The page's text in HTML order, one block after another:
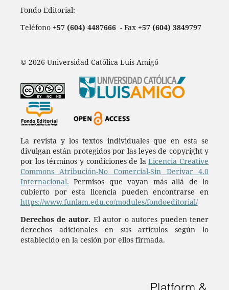
Fondo Editorial:
Teléfono +57 (604) 4487666- Fax +57 (604) 3849797
© 2026 Universidad Católica Luis Amigó
La revista y los textos individuales que en esta se
divulgan están protegidos por las leyes de copyright y
por los términos y condiciones de laLicencia Creative
Commons Atribución-No Comercial-Sin Derivar 4.0
Internacional. Permisos que vayan más allá de lo
cubierto por esta licencia pueden encontrarse en
https://www.funlam.edu.co/modules/fondoeditorial/
Derechos de autor. El autor o autores pueden tener
derechos adicionales en sus artículos según lo
establecido en la cesión por ellos firmada.